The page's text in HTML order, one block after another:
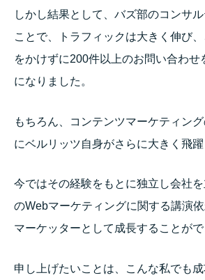
しかし結果として、バズ部のコンサ
ことで、トラフィックは大きく伸び
をかけずに200件以上のお問い合わせ
になりました。
もちろん、コンテンツマーケティン
にベルリッツ自身がさらに大きく飛躍
今ではその経験をもとに独立し会社を
のWebマーケティングに関する講演依
マーケッターとして成長することがで
申し上げたいことは、こんな私でも